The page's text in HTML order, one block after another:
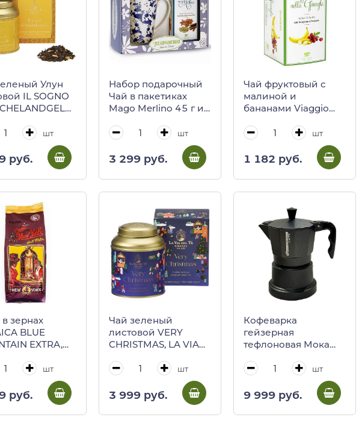
Улун
IL SOGNO
кор)шт
руб.
Набор подарочный
Чай в пакетиках
Mago Merlino 45 г и
500 мл
(подарочная карт/
шт
3 299 руб.
Чай фруктовый с
малиной и
бананами Viaggio
пакетиков,
REGINADIFIORI, 45 г
(карт/кор)
шт
1 182 руб.
зернах
BLUE
EXTRA,
шт
руб.
Чай зеленый
листовой VERY
CHRISTMAS, LA VIA
карт/кор)
шт
3 999 руб.
Кофеварка
гейзерная
тефлоновая Мока
GIOVANNACCI
шт
9 999 руб.